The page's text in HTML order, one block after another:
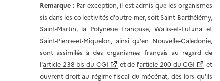
Remarque :Par exception, il est admis que les organismes
sis dans les collectivités d'outre-mer, soit Saint-Barthélémy,
Saint-Martin, la Polynésie française, Wallis-et-Futuna et
Saint-Pierre-et-Miquelon, ainsi qu'en Nouvelle-Calédonie,
sont assimilés à des organismes français au regard de
l'article 238 bis du CGI et de l'article 200 du CGI
et
ouvrent droit au régime fiscal du mécénat, dès lors qu'ils